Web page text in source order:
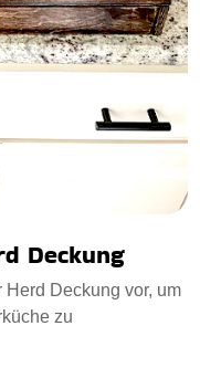
Deckung
Deckung vor, um
zu